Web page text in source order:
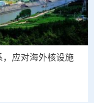
应对海外核设施